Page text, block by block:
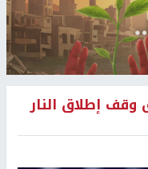
إطلاق النار